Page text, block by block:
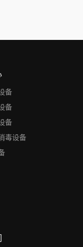
备
备
备
毒设备